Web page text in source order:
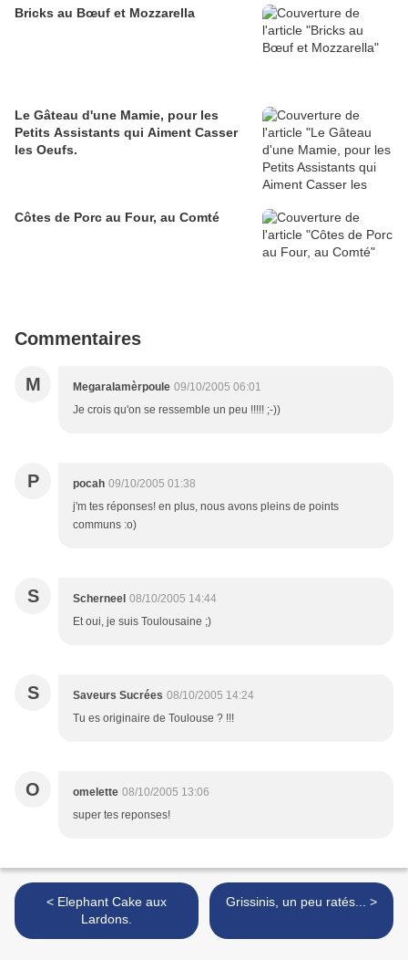
Bricks au Bœuf et Mozzarella
Le Gâteau d'une Mamie, pour les
Petits Assistants qui Aiment Casser
les Oeufs.
Côtes de Porc au Four, au Comté
Commentaires
M Megaralamèrpoule 09/10/2005 06:01
Je crois qu'on se ressemble un peu !!!!! ;-))
P pocah 09/10/2005 01:38
j'm tes réponses! en plus, nous avons pleins de points
communs :o)
S Scherneel 08/10/2005 14:44
Et oui, je suis Toulousaine ;)
S Saveurs Sucrées 08/10/2005 14:24
Tu es originaire de Toulouse ? !!!
O omelette 08/10/2005 13:06
super tes reponses!
< Elephant Cake aux
Lardons.
Grissinis, un peu ratés... >